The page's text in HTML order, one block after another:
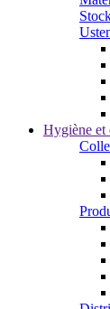
Hygiène et